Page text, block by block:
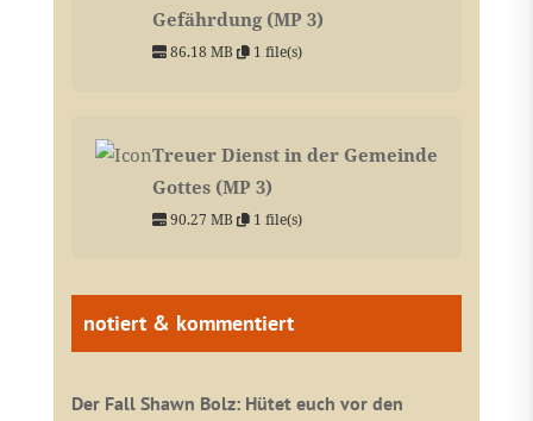
Gefährdung (MP 3)
86.18 MB 1 file(s)
Treuer Dienst in der Gemeinde
Gottes (MP 3)
90.27 MB 1 file(s)
notiert & kommentiert
Der Fall Shawn Bolz: Hütet euch vor den